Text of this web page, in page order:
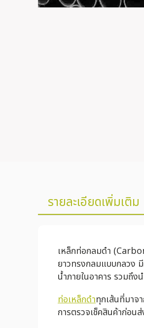
รายละเอียดเพิ่มเติม
เหล็กท่อกลมดำ
ยาวทรงกลมแบบกลวง มี
น้ำภายในอาคาร รวมถึง
ท่อเหล็กดำทุกเส้นที่มาจ
การตรวจเช็คสินค้าก่อน